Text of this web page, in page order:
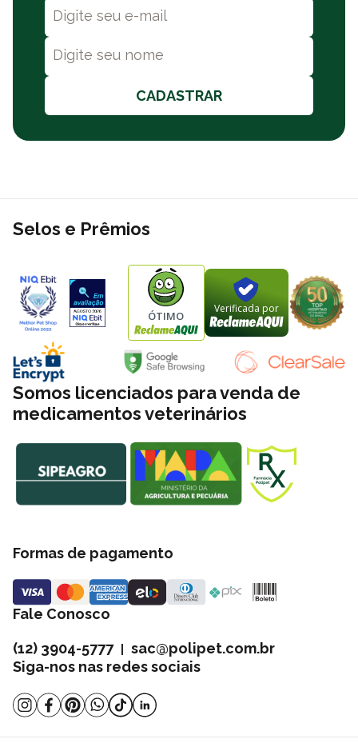
na loja e entregas locais no mesmo dia da compra. Consulte a
nossapolítica de frete
CADASTRAR
Selos e Prêmios
ÓTIMO Verificada por
Somos licenciados para venda de
medicamentos veterinários
Formas de pagamento
Fale Conosco
(12) 3904-5777| sac@polipet.com.br
Siga-nos nas redes sociais